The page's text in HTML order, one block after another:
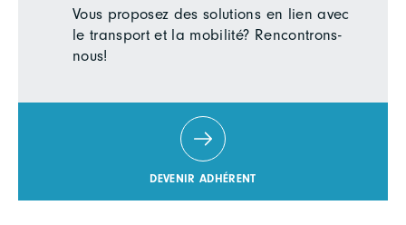
Vous proposez des solutions en lien avec
le transport et la mobilité? Rencontrons-
nous!
DEVENIR ADHÉRENT